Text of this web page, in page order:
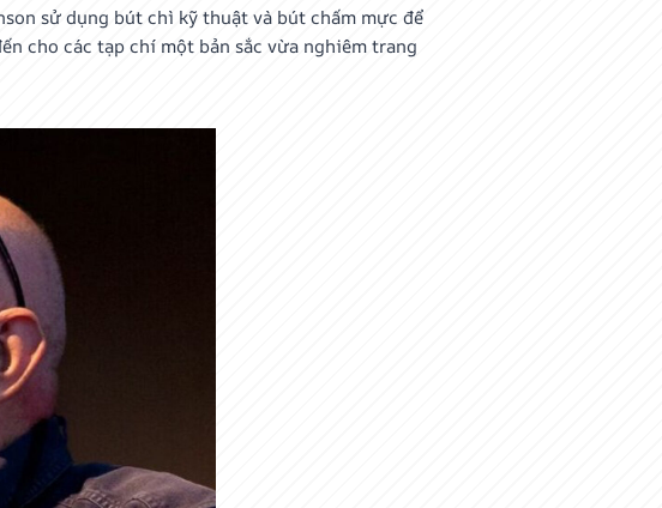
sử dụng bút chì kỹ thuật và bút chấm mực để
cho các tạp chí một bản sắc vừa nghiêm trang